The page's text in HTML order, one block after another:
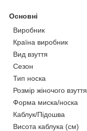
Основні
Виробник
Країна виробник
Вид взуття
Сезон
Тип носка
Розмір жіночого взуття
Форма миска/носка
Каблук/Підошва
Висота каблука (см)